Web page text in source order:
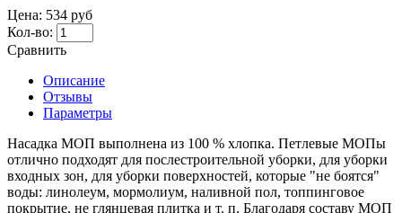
Цена: 534 руб
Кол-во:
Сравнить
Описание
Отзывы
Параметры
Насадка МОП выполнена из 100 % хлопка. Петлевые МОПы
отлично подходят для послестроительной уборки, для уборки
входных зон, для уборки поверхностей, которые "не боятся"
воды: линолеум, мормолиум, наливной пол, топпинговое
покрытие, не глянцевая плитка и т. п. Благодаря составу МОП